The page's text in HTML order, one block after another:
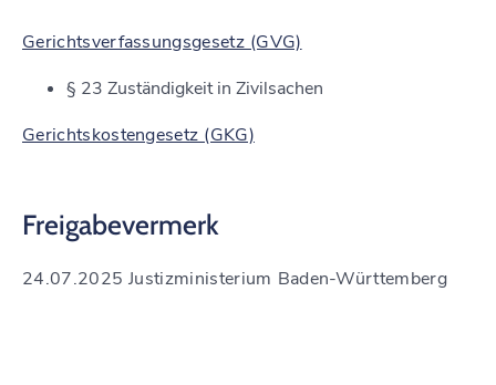
Gerichtsverfassungsgesetz (GVG)
§ 23 Zuständigkeit in Zivilsachen
Gerichtskostengesetz (GKG)
Freigabevermerk
24.07.2025 Justizministerium Baden-Württemberg